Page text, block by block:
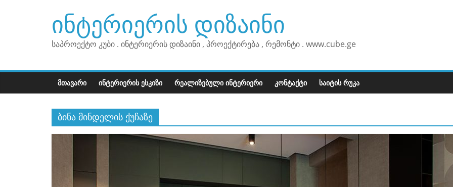
ინტერიერის დიზაინი
საპროექტო კუბი . ინტერიერის დიზაინი , პროექტირება , რემონტი . www.cube.ge
ᲛᲗᲐᲕᲐᲠᲘ ᲘᲜᲢᲔᲠᲘᲔᲠᲘᲡ ᲔᲡᲙᲘᲖᲘ ᲠᲔᲐᲚᲘᲖᲔᲑᲣᲚᲘ ᲘᲜᲢᲔᲠᲘᲔᲠᲘ ᲙᲝᲜᲢᲐᲥᲢᲘ ᲡᲐᲘᲢᲘᲡ ᲠᲣᲙᲐ
ბინა მინდელის ქუჩაზე